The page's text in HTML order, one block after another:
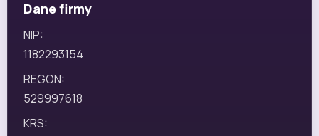
Dane firmy
NIP:
1182293154
REGON:
529997618
KRS: